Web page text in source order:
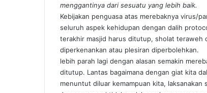
menggantinya dari sesuatu yang lebih baik.
Kebijakan penguasa atas merebaknya virus/
seluruh aspek kehidupan dengan dalih
terakhir masjid harus ditutup, sholat teraweh
diperkenankan atau plesiran diperbolehkan.
lebih parah lagi dengan alasan semakin
ditutup. Lantas bagaimana dengan giat kita
menuntut diluar kemampuan kita, laksanakan